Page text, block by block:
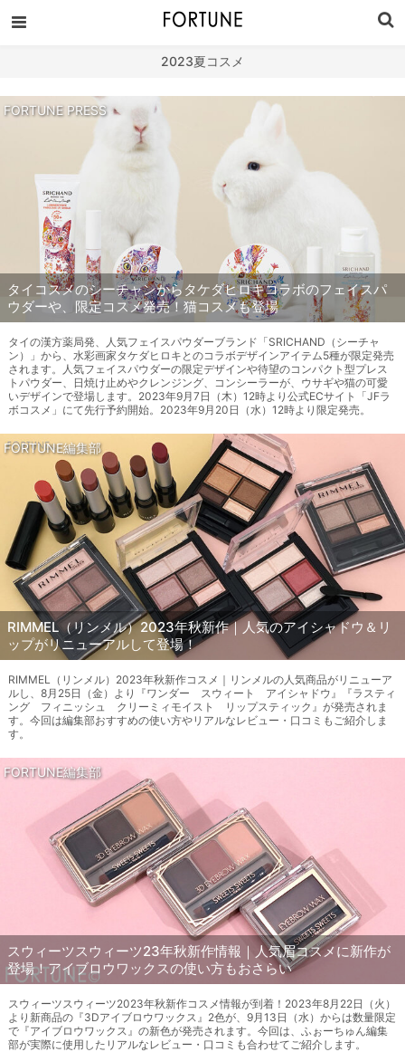
2023夏コスメ
FORTUNE PRESS
タイコスメのシーチャンからタケダヒロキコラボのフェイスパ
ウダーや、限定コスメ発売！猫コスメも登場
タイの漢方薬局発、人気フェイスパウダーブランド「SRICHAND（シーチャ
ン）」から、水彩画家タケダヒロキとのコラボデザインアイテム5種が限定発売
されます。人気フェイスパウダーの限定デザインや待望のコンパクト型プレス
トパウダー、日焼け止めやクレンジング、コンシーラーが、ウサギや猫の可愛
いデザインで登場します。2023年9月7日（木）12時より公式ECサイト「JFラ
ボコスメ」にて先行予約開始。2023年9月20日（水）12時より限定発売。
FORTUNE編集部
RIMMEL（リンメル）2023年秋新作｜人気のアイシャドウ＆リ
ップがリニューアルして登場！
RIMMEL（リンメル）2023年秋新作コスメ｜リンメルの人気商品がリニューア
ルし、8月25日（金）より『ワンダー スウィート アイシャドウ』『ラスティ
ング フィニッシュ クリーミィモイスト リップスティック』が発売されま
す。今回は編集部おすすめの使い方やリアルなレビュー・口コミもご紹介しま
す。
FORTUNE編集部
スウィーツスウィーツ23年秋新作情報｜人気眉コスメに新作が
登場！アイブロウワックスの使い方もおさらい
スウィーツスウィーツ2023年秋新作コスメ情報が到着！2023年8月22日（火）
より新商品の『3Dアイブロウワックス』2色が、9月13日（水）からは数量限定
で『アイブロウワックス』の新色が発売されます。今回は、ふぉーちゅん編集
部が実際に使用したリアルなレビュー・口コミも合わせてご紹介します。